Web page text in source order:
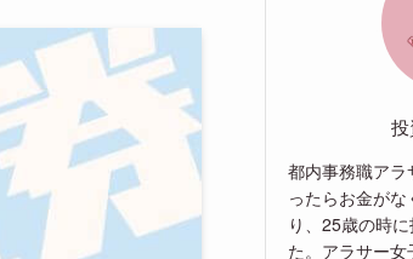
都内事務職ア
ったらお金が
り、25歳の時
た。アラサー